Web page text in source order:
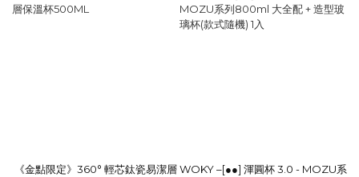
《金點限定》360° 輕芯鈦瓷易潔層WOKY –[●●] 渾圓杯 3.0 - MOZU系